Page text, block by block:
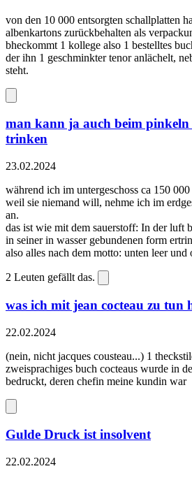
von den 10 000 entsorgten schallplatten
albenkartons zurückbehalten als
bheckommt 1 kollege also 1 bestelltes
der ihn 1 geschminkter tenor anlächelt,
steht.
man kann ja auch beim pinkeln
trinken
23.02.2024
während ich im untergeschoss ca 150
weil sie niemand will, nehme ich im
an.
das ist wie mit dem sauerstoff: In der luft
in seiner in wasser gebundenen form
also alles nach dem motto: unten leer
2 Leuten gefällt das.
was ich mit jean cocteau zu tun
22.02.2024
(nein, nicht jacques cousteau...) 1
zweisprachiges buch cocteaus wurde in
bedruckt, deren chefin meine kundin war
Gulde Druck ist insolvent
22.02.2024